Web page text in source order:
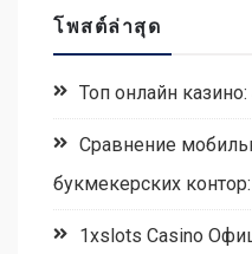
โพสต์ล่าสุด
Топ онлайн
Сравнение
букмекерских
1xslots Casino